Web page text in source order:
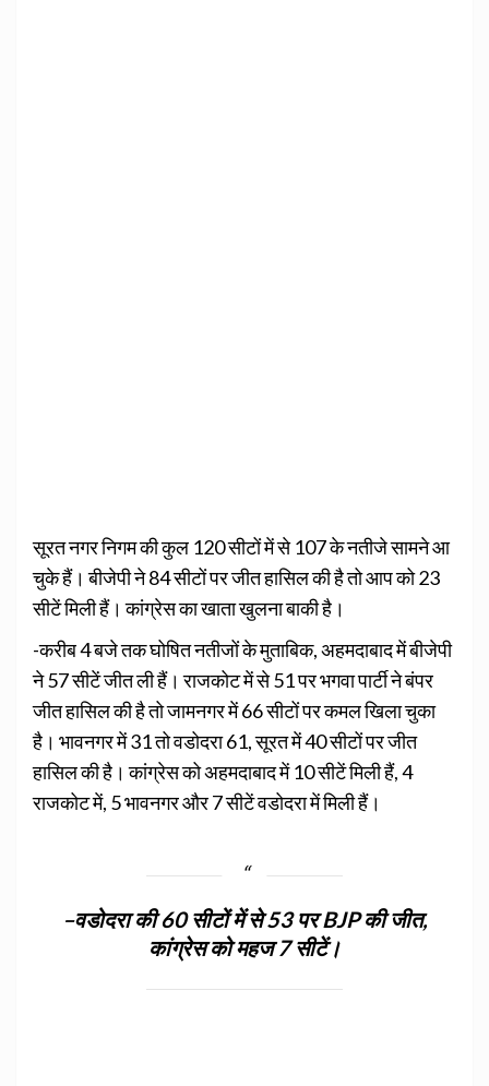
सूरत नगर निगम की कुल 120 सीटों में से 107 के नतीजे सामने आ
चुके हैं। बीजेपी ने 84 सीटों पर जीत हासिल की है तो आप को 23
सीटें मिली हैं। कांग्रेस का खाता खुलना बाकी है।
-करीब 4 बजे तक घोषित नतीजों के मुताबिक, अहमदाबाद में बीजेपी
ने 57 सीटें जीत ली हैं। राजकोट में से 51 पर भगवा पार्टी ने बंपर
जीत हासिल की है तो जामनगर में 66 सीटों पर कमल खिला चुका
है। भावनगर में 31 तो वडोदरा 61, सूरत में 40 सीटों पर जीत
हासिल की है। कांग्रेस को अहमदाबाद में 10 सीटें मिली हैं, 4
राजकोट में, 5 भावनगर और 7 सीटें वडोदरा में मिली हैं।
–वडोदरा की 60 सीटों में से 53 पर BJP की जीत,
कांग्रेस को महज 7 सीटें।